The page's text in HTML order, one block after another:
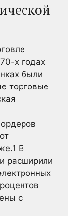
х годах
были
торговые
1 В
расширили
с